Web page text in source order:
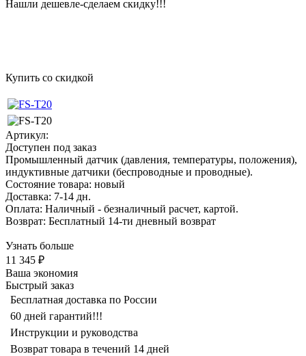
Нашли дешевле-сделаем скидку!!!
Купить со скидкой
Артикул:
Доступен под заказ
Промышленный датчик (давления, температуры, положения),
индуктивные датчики (беспроводные и проводные).
Состояние товара: новый
Доставка: 7-14 дн.
Оплата: Наличный - безналичный расчет, картой.
Возврат: Бесплатный 14-ти дневный возврат
Узнать больше
11 345 ₽
Ваша экономия
Быстрый заказ
Бесплатная доставка по России
60 дней гарантий!!!
Инструкции и руководства
Возврат товара в течений 14 дней